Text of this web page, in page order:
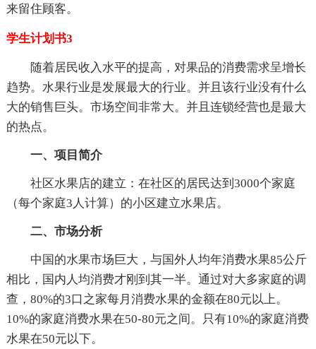
来留住顾客。
学生计划书3
随着居民收入水平的提高，对果品的消费需求呈增长
趋势。水果行业是发展最大的行业。并且该行业没有什么
大的销售巨头。市场空间非常大。并且连锁经营也是最大
的热点。
一、项目简介
社区水果店的建立：在社区的居民达到3000个家庭
（每个家庭3人计算）的小区建立水果店。
二、市场分析
中国的水果市场巨大，与国外人均年消费水果85公斤
相比，国内人均消费才刚到其一半。通过对大多家庭的调
查，80%的3口之家每月消费水果的金额在80元以上。
10%的家庭消费水果在50-80元之间。只有10%的家庭消费
水果在50元以下。